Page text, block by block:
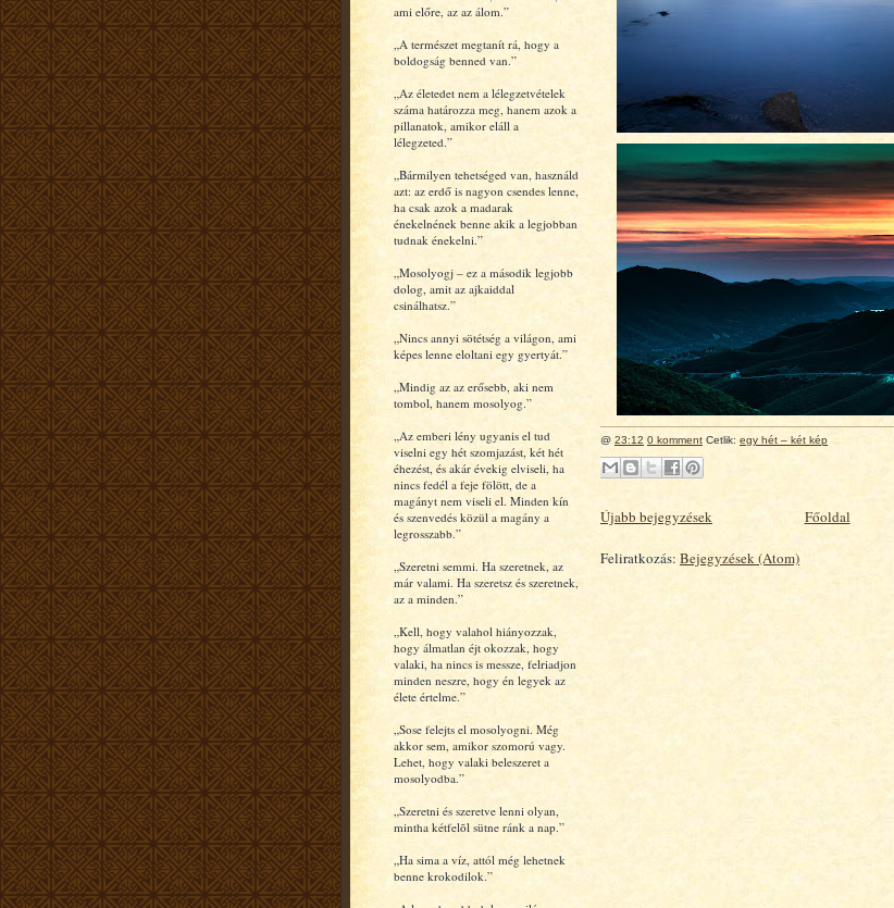
ami előre, az az álom.”
„A természet megtanít rá, hogy a
boldogság benned van.”
„Az életedet nem a lélegzetvételek
száma határozza meg, hanem azok a
pillanatok, amikor eláll a
lélegzeted.”
„Bármilyen tehetséged van, használd
azt: az erdő is nagyon csendes lenne,
ha csak azok a madarak
énekelnének benne akik a legjobban
tudnak énekelni.”
„Mosolyogj – ez a második legjobb
dolog, amit az ajkaiddal
csinálhatsz.”
„Nincs annyi sötétség a világon, ami
képes lenne eloltani egy gyertyát.”
„Mindig az az erősebb, aki nem
tombol, hanem mosolyog.”
„Az emberi lény ugyanis el tud
viselni egy hét szomjazást, két hét
éhezést, és akár évekig elviseli, ha
nincs fedél a feje fölött, de a
magányt nem viseli el. Minden kín
és szenvedés közül a magány a
legrosszabb.”
„Szeretni semmi. Ha szeretnek, az
már valami. Ha szeretsz és szeretnek,
az a minden.”
„Kell, hogy valahol hiányozzak,
hogy álmatlan éjt okozzak, hogy
valaki, ha nincs is messze, felriadjon
minden neszre, hogy én legyek az
élete értelme.”
„Sose felejts el mosolyogni. Még
akkor sem, amikor szomorú vagy.
Lehet, hogy valaki beleszeret a
mosolyodba.”
„Szeretni és szeretve lenni olyan,
mintha kétfelõl sütne ránk a nap.”
„Ha sima a víz, attól még lehetnek
benne krokodilok.”
@ 23:12 0 komment Cetlik: egy hét – két kép
Újabb bejegyzések Főoldal
Feliratkozás: Bejegyzések (Atom)